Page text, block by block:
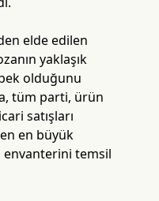
elde edilen
yaklaşık
olduğunu
tüm parti, ürün
satışları
en büyük
temsil